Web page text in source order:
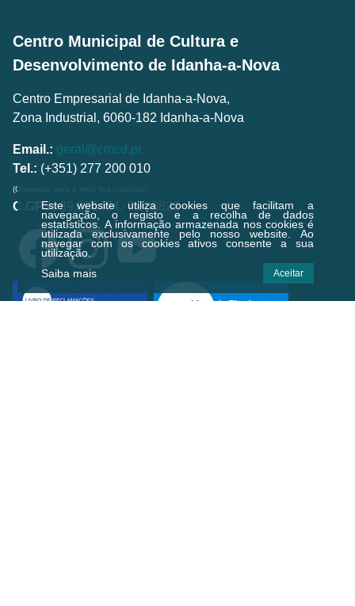
Este website utiliza cookies que facilitam a
navegação, o registo e a recolha de dados
estatísticos.A informação armazenada nos cookies é
utilizada exclusivamente pelo nosso website. Ao
navegar com os cookies ativos consente a sua
utilização.
Saiba mais
Aceitar
Centro Municipal de Cultura e
Desenvolvimento de Idanha-a-Nova
Centro Empresarial de Idanha-a-Nova,
Zona Industrial, 6060-182 Idanha-a-Nova
Email.: geral@cmcd.pt
Tel.: (+351) 277 200 010
(Chamada para a rede fixa nacional)
C.GPS:39.924474,-7.238823